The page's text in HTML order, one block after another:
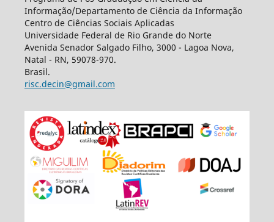
Informação/Departamento de Ciência da Informação
Centro de Ciências Sociais Aplicadas
Universidade Federal de Rio Grande do Norte
Avenida Senador Salgado Filho, 3000 - Lagoa Nova,
Natal - RN, 59078-970.
Brasil.
risc.decin@gmail.com